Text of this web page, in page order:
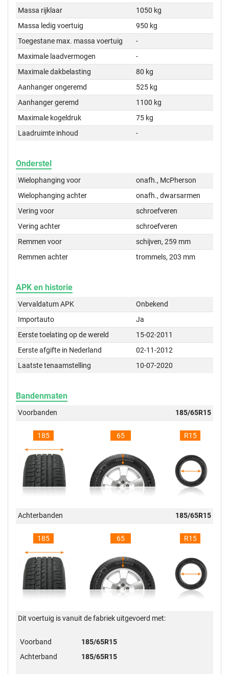
Massa rijklaar
1050 kg
Massa ledig voertuig
950 kg
Toegestane max. massa voertuig
-
Maximale laadvermogen
-
Maximale dakbelasting
80 kg
Aanhanger ongeremd
525 kg
Aanhanger geremd
1100 kg
Maximale kogeldruk
75 kg
Laadruimte inhoud
-
Onderstel
Wielophanging voor
onafh., McPherson
Wielophanging achter
onafh., dwarsarmen
Vering voor
schroefveren
Vering achter
schroefveren
Remmen voor
schijven, 259 mm
Remmen achter
trommels, 203 mm
APK en historie
Vervaldatum APK
Onbekend
Importauto
Ja
Eerste toelating op de wereld
15-02-2011
Eerste afgifte in Nederland
02-11-2012
Laatste tenaamstelling
10-07-2020
Bandenmaten
Voorbanden 185/65R15
185 65 R15
Achterbanden 185/65R15
185 65 R15
Dit voertuig is vanuit de fabriek uitgevoerd met:
Voorband
185/65R15
Achterband
185/65R15